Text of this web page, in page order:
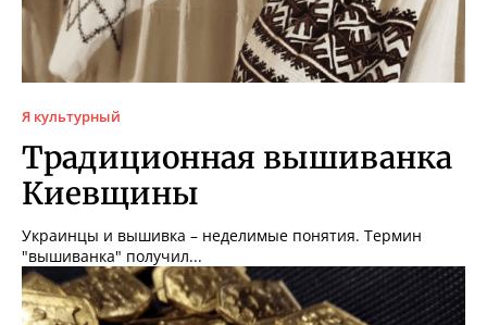
Я культурный
Традиционная вышиванка
Киевщины
Украинцы и вышивка – неделимые понятия. Термин
"вышиванка" получил...